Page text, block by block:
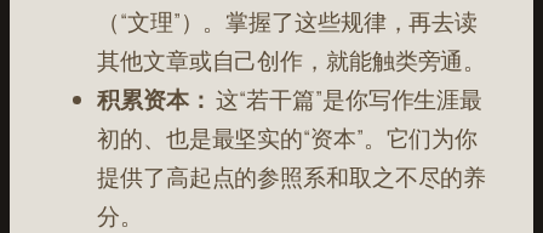
（“文理”）。掌握了这些规律，再去读
其他文章或自己创作，就能触类旁通。
积累资本： 这“若干篇”是你写作生涯最
初的、也是最坚实的“资本”。它们为你
提供了高起点的参照系和取之不尽的养
分。